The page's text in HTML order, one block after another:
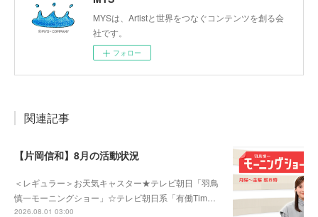
MYSは、Artistと世界をつなぐコンテンツを創る会
社です。
フォロー
関連記事
【片岡信和】8月の活動状況
＜レギュラー＞お天気キャスター★テレビ朝日「羽鳥
慎一モーニングショー」☆テレビ朝日系「有働Tim…
2026.08.01 03:00